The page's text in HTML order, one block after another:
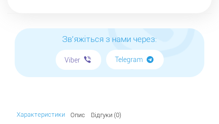
Зв'яжіться з нами через:
Viber Telegram
Характеристики Опис Відгуки (0)